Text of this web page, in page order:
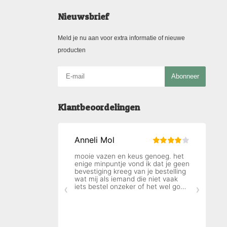
Nieuwsbrief
Meld je nu aan voor extra informatie of nieuwe
producten
Abonneer
Klantbeoordelingen